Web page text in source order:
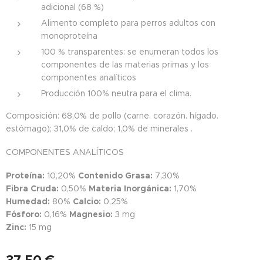
adicional (68 %)
Alimento completo para perros adultos con
monoproteína
100 % transparentes: se enumeran todos los
componentes de las materias primas y los
componentes analíticos
Producción 100% neutra para el clima.
Composición: 68,0% de pollo (carne. corazón. hígado.
estómago); 31,0% de caldo; 1,0% de minerales .
COMPONENTES ANALÍTICOS
Proteína: 10,20% Contenido Grasa: 7,30%
Fibra Cruda: 0,50% Materia Inorgánica: 1,70%
Humedad: 80% Calcio: 0,25%
Fósforo: 0,16% Magnesio: 3 mg
Zinc: 15 mg